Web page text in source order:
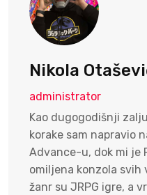
Nikola
administrator
Kao dugogodišnji
korake sam napravio
Advance-u, dok mi je
omiljena konzola svih
žanr su JRPG igre, a